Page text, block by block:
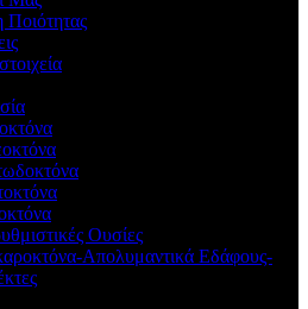
Ποιότητας
Ουσίες
Απολυμαντικά Εδάφους-